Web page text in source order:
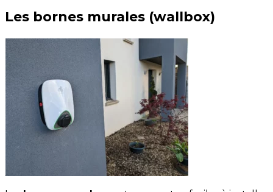
Les bornes murales (wallbox)